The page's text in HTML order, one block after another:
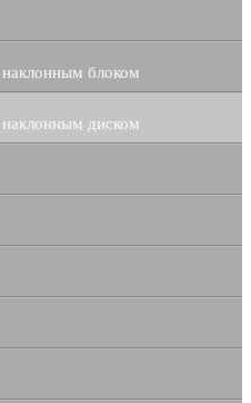
блоком
диском